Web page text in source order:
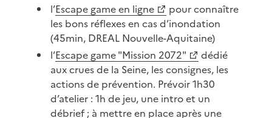
l’Escape game en ligne
pour connaître
les bons réflexes en cas d’inondation
(45min, DREAL Nouvelle-Aquitaine)
l’Escape game "Mission 2072"
dédié
aux crues de la Seine, les consignes, les
actions de prévention. Prévoir 1h30
d’atelier : 1h de jeu, une intro et un
débrief ; à mettre en place après une